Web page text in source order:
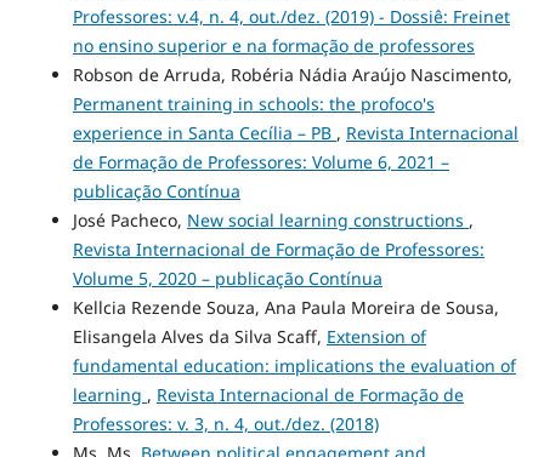
Professores: v.4, n. 4, out./dez. (2019) - Dossiê: Freinet
no ensino superior e na formação de professores
Robson de Arruda, Robéria Nádia Araújo Nascimento,
Permanent training in schools: the profoco's
experience in Santa Cecília – PB , Revista Internacional
de Formação de Professores: Volume 6, 2021 –
publicação Contínua
José Pacheco, New social learning constructions ,
Revista Internacional de Formação de Professores:
Volume 5, 2020 – publicação Contínua
Kellcia Rezende Souza, Ana Paula Moreira de Sousa,
Elisangela Alves da Silva Scaff, Extension of
fundamental education: implications the evaluation of
learning , Revista Internacional de Formação de
Professores: v. 3, n. 4, out./dez. (2018)